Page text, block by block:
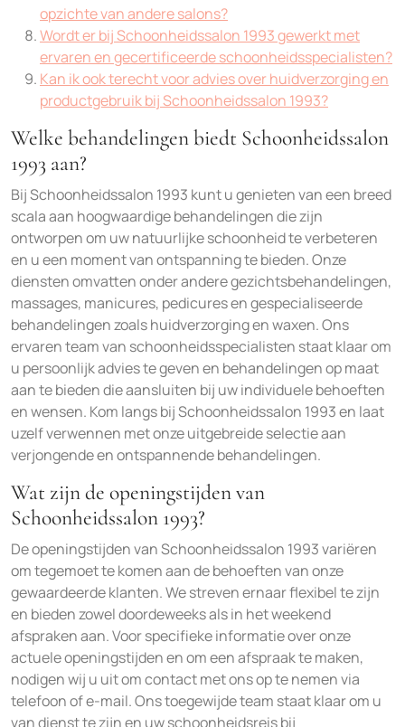
opzichte van andere salons?
Wordt er bij Schoonheidssalon 1993 gewerkt met
ervaren en gecertificeerde schoonheidsspecialisten?
Kan ik ook terecht voor advies over huidverzorging en
productgebruik bij Schoonheidssalon 1993?
Welke behandelingen biedt Schoonheidssalon
1993 aan?
Bij Schoonheidssalon 1993 kunt u genieten van een breed
scala aan hoogwaardige behandelingen die zijn
ontworpen om uw natuurlijke schoonheid te verbeteren
en u een moment van ontspanning te bieden. Onze
diensten omvatten onder andere gezichtsbehandelingen,
massages, manicures, pedicures en gespecialiseerde
behandelingen zoals huidverzorging en waxen. Ons
ervaren team van schoonheidsspecialisten staat klaar om
u persoonlijk advies te geven en behandelingen op maat
aan te bieden die aansluiten bij uw individuele behoeften
en wensen. Kom langs bij Schoonheidssalon 1993 en laat
uzelf verwennen met onze uitgebreide selectie aan
verjongende en ontspannende behandelingen.
Wat zijn de openingstijden van
Schoonheidssalon 1993?
De openingstijden van Schoonheidssalon 1993 variëren
om tegemoet te komen aan de behoeften van onze
gewaardeerde klanten. We streven ernaar flexibel te zijn
en bieden zowel doordeweeks als in het weekend
afspraken aan. Voor specifieke informatie over onze
actuele openingstijden en om een afspraak te maken,
nodigen wij u uit om contact met ons op te nemen via
telefoon of e-mail. Ons toegewijde team staat klaar om u
van dienst te zijn en uw schoonheidsreis bij